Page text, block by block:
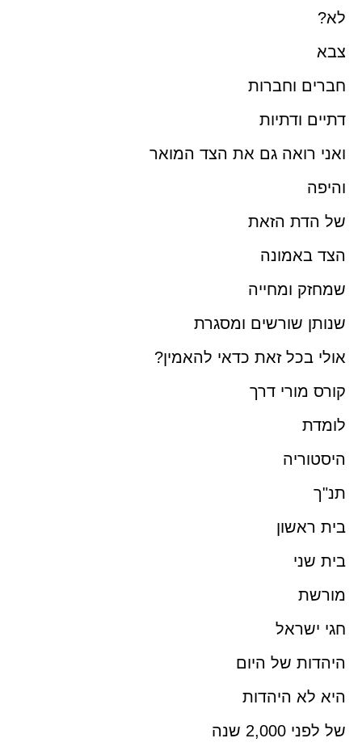
לא?
צבא
חברים וחברות
דתיים ודתיות
ואני רואה גם את הצד המואר
והיפה
של הדת הזאת
הצד באמונה
שמחזק ומחייה
שנותן שורשים ומסגרת
אולי בכל זאת כדאי להאמין?
קורס מורי דרך
לומדת
היסטוריה
תנ"ך
בית ראשון
בית שני
מורשת
חגי ישראל
היהדות של היום
היא לא היהדות
של לפני 2,000 שנה